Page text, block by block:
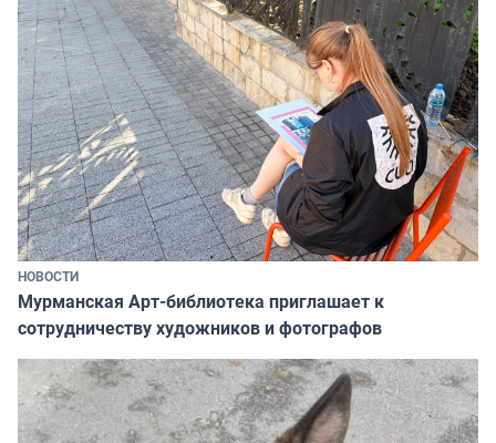
НОВОСТИ
Мурманская Арт-библиотека приглашает к
сотрудничеству художников и фотографов